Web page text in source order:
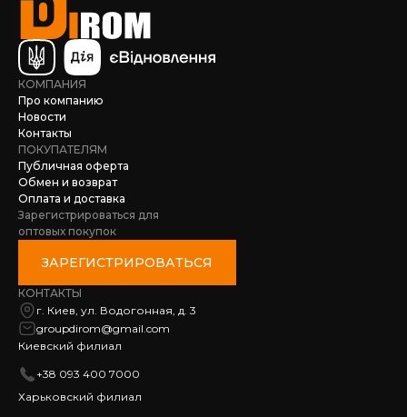
КОМПАНИЯ
Про компанию
Новости
Контакты
ПОКУПАТЕЛЯМ
Публичная оферта
Обмен и возврат
Оплата и доставка
Зарегистрироваться для
оптовых покупок
ЗАРЕГИСТРИРОВАТЬСЯ
КОНТАКТЫ
г. Киев, ул. Водогонная, д. 3
groupdirom@gmail.com
Киевский филиал
+38 093 400 7000
Харьковский филиал